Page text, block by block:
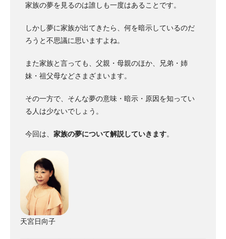
家族の夢を見るのは誰しも一度はあることです。
しかし夢に家族が出てきたら、何を暗示しているのだ
ろうと不思議に思いますよね。
また家族と言っても、父親・母親のほか、兄弟・姉
妹・祖父母などさまざまいます。
その一方で、そんな夢の意味・暗示・原因を知ってい
る人は少ないでしょう。
今回は、 家族の夢について解説していきます。
天宮日向子